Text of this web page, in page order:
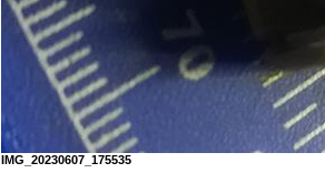
IMG_20230607_175535